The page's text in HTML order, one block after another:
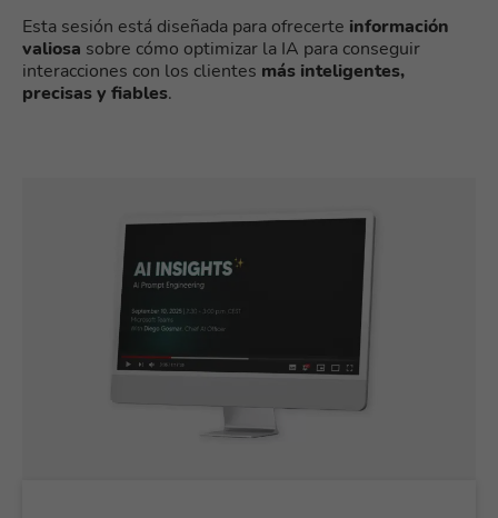
Esta sesión está diseñada para ofrecerte información
valiosa sobre cómo optimizar la IA para conseguir
interacciones con los clientes más inteligentes,
precisas y fiables.